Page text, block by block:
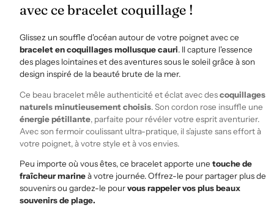
avec ce bracelet coquillage !
Glissez un souffle d'océan autour de votre poignet avec ce
bracelet en coquillages mollusque cauri. Il capture l'essence
des plages lointaines et des aventures sous le soleil grâce à son
design inspiré de la beauté brute de la mer.
Ce beau bracelet mêle authenticité et éclat avec descoquillages
naturels minutieusement choisis. Son cordon rose insuffle une
énergie pétillante, parfaite pour révéler votre esprit aventurier.
Avec son fermoir coulissant ultra-pratique, il s’ajuste sans effort à
votre poignet, à votre style et à vos envies.
Peu importe où vous êtes, ce bracelet apporte une touche de
fraîcheur marineà votre journée. Offrez-le pour partager plus de
souvenirs ou gardez-le pourvous rappeler vos plus beaux
souvenirs de plage.